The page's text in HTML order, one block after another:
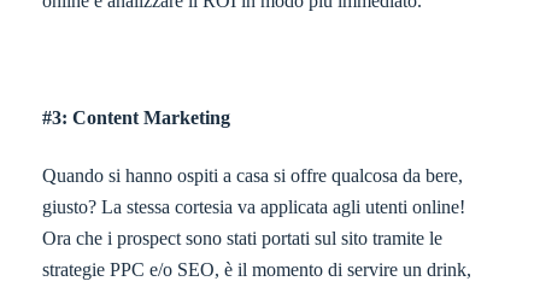
#3: Content Marketing
Quando si hanno ospiti a casa si offre qualcosa da bere,
giusto? La stessa cortesia va applicata agli utenti online!
Ora che i prospect sono stati portati sul sito tramite le
strategie PPC e/o SEO, è il momento di servire un drink,